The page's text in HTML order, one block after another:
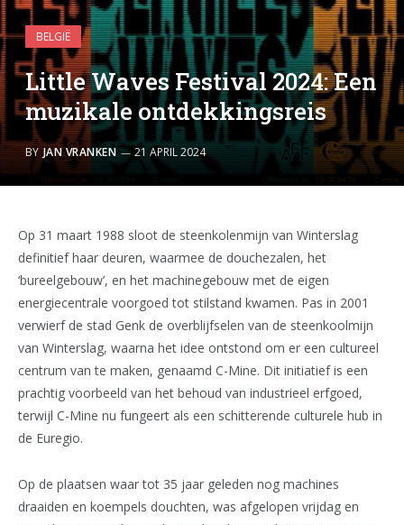
BELGIË
Little Waves Festival 2024: Een
muzikale ontdekkingsreis
BY JAN VRANKEN 21 APRIL 2024
Op 31 maart 1988 sloot de steenkolenmijn van Winterslag
definitief haar deuren, waarmee de douchezalen, het
‘bureelgebouw’, en het machinegebouw met de eigen
energiecentrale voorgoed tot stilstand kwamen. Pas in 2001
verwierf de stad Genk de overblijfselen van de steenkoolmijn
van Winterslag, waarna het idee ontstond om er een cultureel
centrum van te maken, genaamd C-Mine. Dit initiatief is een
prachtig voorbeeld van het behoud van industrieel erfgoed,
terwijl C-Mine nu fungeert als een schitterende culturele hub in
de Euregio.
Op de plaatsen waar tot 35 jaar geleden nog machines
draaiden en koempels douchten, was afgelopen vrijdag en